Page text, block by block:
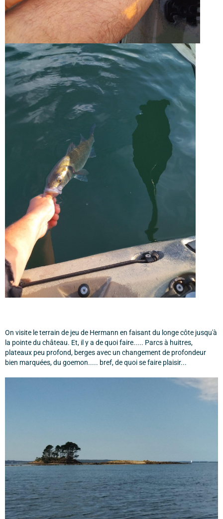
On visite le terrain de jeu de Hermann en faisant du longe côte jusqu'à
la pointe du château. Et, il y a de quoi faire..... Parcs à huitres,
plateaux peu profond, berges avec un changement de profondeur
bien marquées, du goemon..... bref, de quoi se faire plaisir...